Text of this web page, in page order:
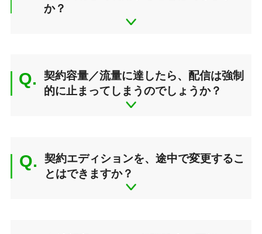
か？
Q.
契約容量／流量に達したら、配信は強制
的に止まってしまうのでしょうか？
Q.
契約エディションを、途中で変更するこ
とはできますか？